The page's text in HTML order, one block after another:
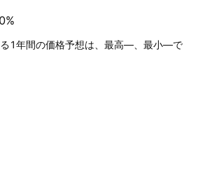
1年間の価格予想は、最高—、最小—で